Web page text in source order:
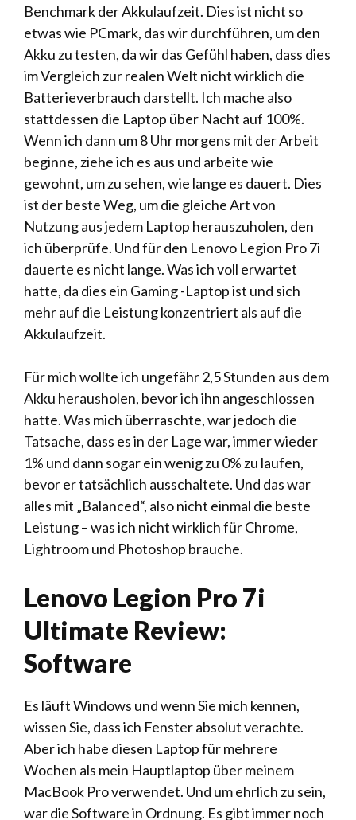
Benchmark der Akkulaufzeit. Dies ist nicht so
etwas wie PCmark, das wir durchführen, um den
Akku zu testen, da wir das Gefühl haben, dass dies
im Vergleich zur realen Welt nicht wirklich die
Batterieverbrauch darstellt. Ich mache also
stattdessen die Laptop über Nacht auf 100%.
Wenn ich dann um 8 Uhr morgens mit der Arbeit
beginne, ziehe ich es aus und arbeite wie
gewohnt, um zu sehen, wie lange es dauert. Dies
ist der beste Weg, um die gleiche Art von
Nutzung aus jedem Laptop herauszuholen, den
ich überprüfe. Und für den Lenovo Legion Pro 7i
dauerte es nicht lange. Was ich voll erwartet
hatte, da dies ein Gaming -Laptop ist und sich
mehr auf die Leistung konzentriert als auf die
Akkulaufzeit.
Für mich wollte ich ungefähr 2,5 Stunden aus dem
Akku herausholen, bevor ich ihn angeschlossen
hatte. Was mich überraschte, war jedoch die
Tatsache, dass es in der Lage war, immer wieder
1% und dann sogar ein wenig zu 0% zu laufen,
bevor er tatsächlich ausschaltete. Und das war
alles mit „Balanced“, also nicht einmal die beste
Leistung – was ich nicht wirklich für Chrome,
Lightroom und Photoshop brauche.
Lenovo Legion Pro 7i
Ultimate Review:
Software
Es läuft Windows und wenn Sie mich kennen,
wissen Sie, dass ich Fenster absolut verachte.
Aber ich habe diesen Laptop für mehrere
Wochen als mein Hauptlaptop über meinem
MacBook Pro verwendet. Und um ehrlich zu sein,
war die Software in Ordnung. Es gibt immer noch